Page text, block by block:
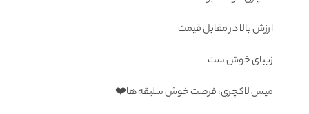
ارزش بالا در مقابل قیمت
زیبای خوش ست
میس لاکچری، فرصت خوش سلیقه ها❤️